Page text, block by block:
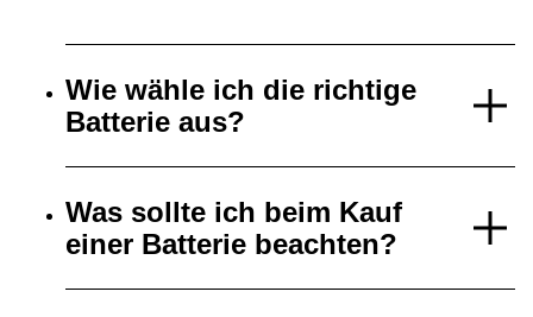
Wie wähle ich die richtige
Batterie aus?
Was sollte ich beim Kauf
einer Batterie beachten?